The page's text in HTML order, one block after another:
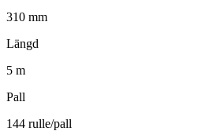
310 mm
Längd
5 m
Pall
144 rulle/pall